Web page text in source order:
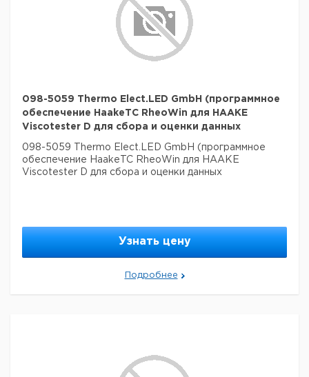
098-5059 Thermo Elect.LED GmbH (программное
обеспечение HaakeTC RheoWin для HAAKE
Viscotester D для сбора и оценки данных
098-5059 Thermo Elect.LED GmbH (программное
обеспечение HaakeTC RheoWin для HAAKE
Viscotester D для сбора и оценки данных
Узнать цену
Подробнее